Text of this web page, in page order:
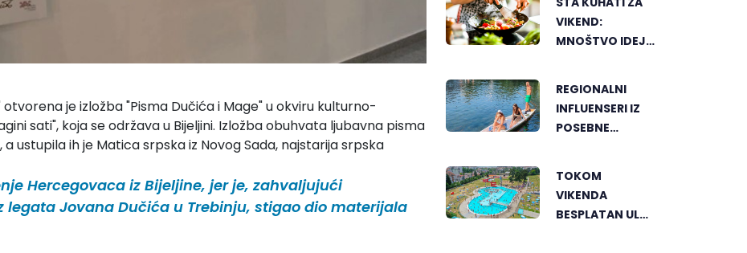
je izložba "Pisma Dučića i Mage" u okviru kulturno-
sati", koja se održava u Bijeljini. Izložba obuhvata ljubavna pisma
ustupila ih je Matica srpska iz Novog Sada, najstarija srpska
Hercegovaca iz Bijeljine, jer je, zahvaljujući
legata Jovana Dučića u Trebinju, stigao dio materijala
MJESTA ZA
OSVJEŽENJE
TEKOM LJETNIH
VIKEND:
MNOŠTVO IDEJA
RUČAK
REGIONALNI
INFLUENSERI IZ
POSEBNE
BANJALUKU
TOKOM
VIKENDA
BESPLATAN ULAZ